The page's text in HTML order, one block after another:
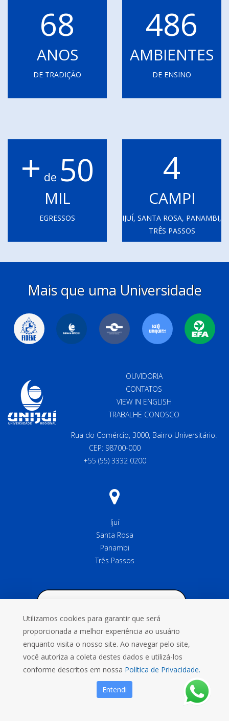
68
ANOS
DE TRADIÇÃO
486
AMBIENTES
DE ENSINO
+ de 50
MIL
EGRESSOS
4
CAMPI
IJUÍ, SANTA ROSA, PANAMBI,
TRÊS PASSOS
Mais que uma Universidade
OUVIDORIA
CONTATOS
VIEW IN ENGLISH
TRABALHE CONOSCO
Rua do Comércio, 3000, Bairro Universitário.
CEP: 98700-000
+55 (55) 3332 0200
Ijuí
Santa Rosa
Panambi
Três Passos
Utilizamos cookies para garantir que será
proporcionada a melhor experiência ao usuário
enquanto visita o nosso site. Ao navegar pelo site,
você autoriza a coleta destes dados e utilizá-los
conforme descritos em nossa Política de Privacidade.
Entendi